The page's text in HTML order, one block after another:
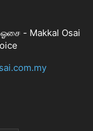
- Makkal Osai